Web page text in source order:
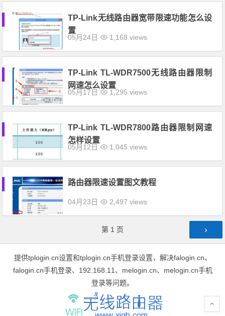
TP-Link无线路由器宽带限速功能怎么设
置
05月24日 1,168 views
TP-Link TL-WDR7500无线路由器限制
网速怎么设置
05月17日 1,295 views
TP-Link TL-WDR7800路由器限制网速
怎样设置
05月12日 1,045 views
路由器限速设置图文教程
04月23日 2,497 views
第 1 页
提供tplogin.cn设置和tplogin.cn手机登录设置，解决falogin.cn、
falogin.cn手机登录、192.168.11、melogin.cn、melogin.cn手机
登录等问题。